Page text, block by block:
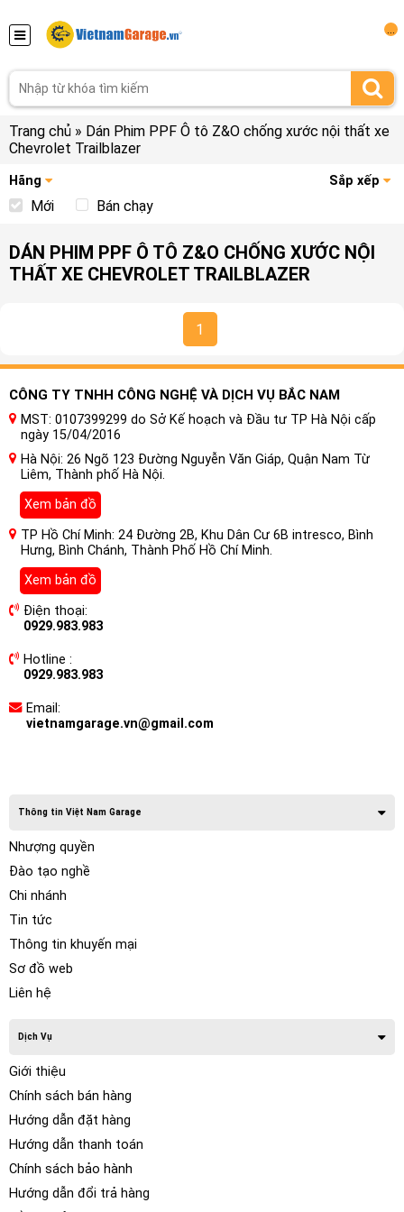
Trang chủ » Dán Phim PPF Ô tô Z&O chống xước nội thất xe
Chevrolet Trailblazer
Hãng Sắp xếp
Mới Bán chạy
DÁN PHIM PPF Ô TÔ Z&O CHỐNG XƯỚC NỘI
THẤT XE CHEVROLET TRAILBLAZER
1
CÔNG TY TNHH CÔNG NGHỆ VÀ DỊCH VỤ BẮC NAM
MST: 0107399299 do Sở Kế hoạch và Đầu tư TP Hà Nội cấp
ngày 15/04/2016
Hà Nội: 26 Ngõ 123 Đường Nguyễn Văn Giáp, Quận Nam Từ
Liêm, Thành phố Hà Nội.
Xem bản đồ
TP Hồ Chí Minh: 24 Đường 2B, Khu Dân Cư 6B intresco, Bình
Hưng, Bình Chánh, Thành Phố Hồ Chí Minh.
Xem bản đồ
Điện thoại:
0929.983.983
Hotline :
0929.983.983
Email:
vietnamgarage.vn@gmail.com
Thông tin Việt Nam Garage
Nhượng quyền
Đào tạo nghề
Chi nhánh
Tin tức
Thông tin khuyến mại
Sơ đồ web
Liên hệ
Dịch Vụ
Giới thiệu
Chính sách bán hàng
Hướng dẫn đặt hàng
Hướng dẫn thanh toán
Chính sách bảo hành
Hướng dẫn đổi trả hàng